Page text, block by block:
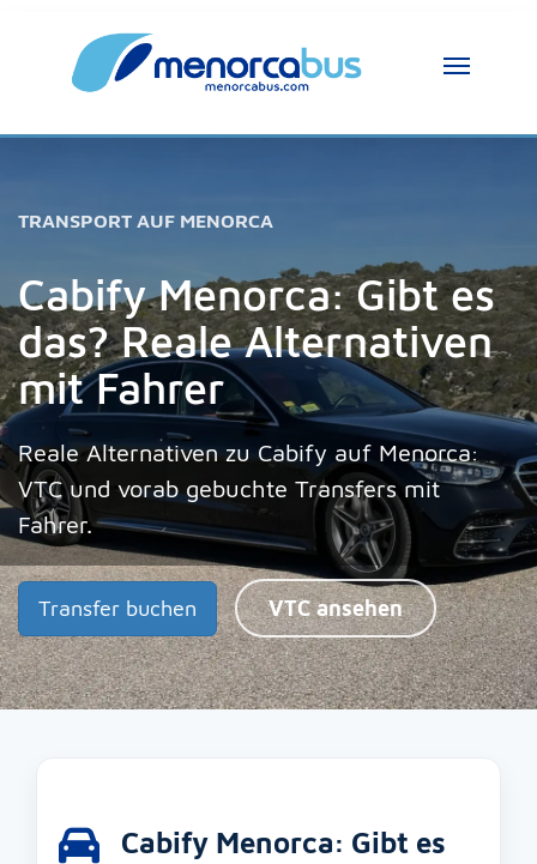
TRANSPORT AUF MENORCA
Cabify Menorca: Gibt es
das? Reale Alternativen
mit Fahrer
Reale Alternativen zu Cabify auf Menorca:
VTC und vorab gebuchte Transfers mit
Fahrer.
Transfer buchen VTC ansehen
Cabify Menorca: Gibt es
MenorcaBus Assistant
Hallo, ich bin der Assistent von MenorcaBus.